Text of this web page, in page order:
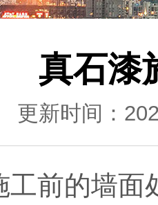
真石漆
更新时间：
的墙面